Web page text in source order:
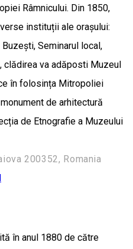
Râmnicului. Din 1850,
instituții ale orașului:
Seminarul local,
clădirea va adăposti Muzeul
în folosința Mitropoliei
de arhitectură
de Etnografie a Muzeului
200352, Romania
în anul 1880 de către